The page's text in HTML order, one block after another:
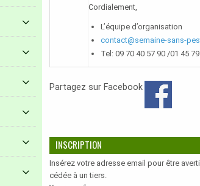
Cordialement,
L’équipe d’organisation
contact@semaine-sans-
Tel: 09 70 40 57 90 /01 45
Partagez sur Facebook
INSCRIPTION
Insérez votre adresse email pour être
cédée à un tiers.